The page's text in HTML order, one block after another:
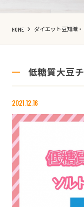
HOME ダイエット豆知識
低糖質大豆
2021.12.16